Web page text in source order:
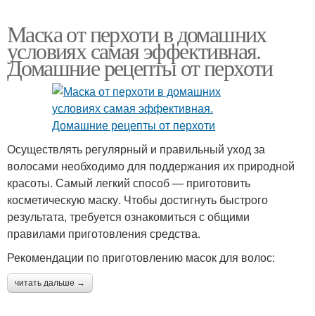
Маска от перхоти в домашних
условиях самая эффективная.
Домашние рецепты от перхоти
Осуществлять регулярный и правильный уход за
волосами необходимо для поддержания их природной
красоты. Самый легкий способ — приготовить
косметическую маску. Чтобы достигнуть быстрого
результата, требуется ознакомиться с общими
правилами приготовления средства.
Рекомендации по приготовлению масок для волос:
читать дальше →